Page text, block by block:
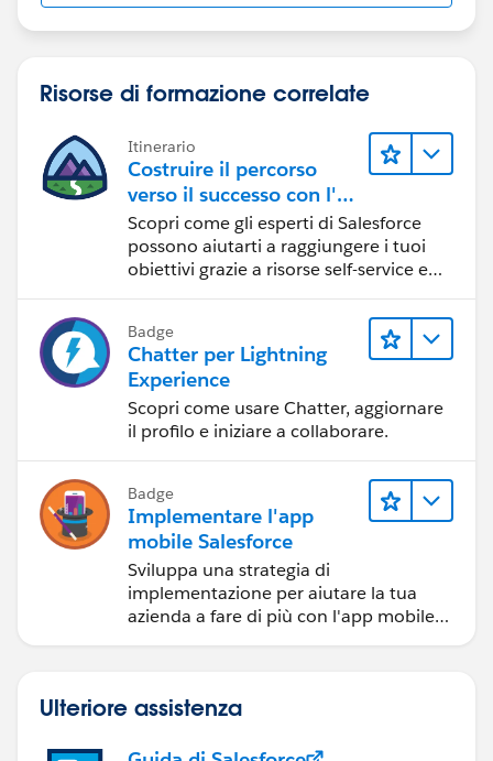
Risorse di formazione correlate
Itinerario
Costruire il percorso
verso il successo con l'IA
con Salesforce
Scopri come gli esperti di Salesforce
possono aiutarti a raggiungere i tuoi
obiettivi grazie a risorse self-service e
Badge
Chatter per Lightning
Experience
Scopri come usare Chatter, aggiornare
il profilo e iniziare a collaborare.
Badge
Implementare l'app
mobile Salesforce
Sviluppa una strategia di
implementazione per aiutare la tua
azienda a fare di più con l'app mobile
Ulteriore assistenza